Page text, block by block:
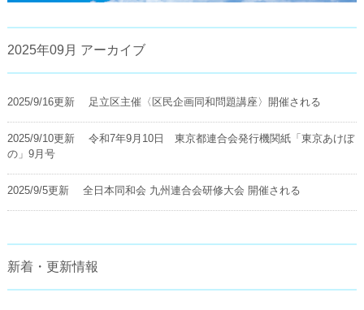
2025年09月 アーカイブ
2025/9/16更新 足立区主催〈区民企画同和問題講座〉開催される
2025/9/10更新
令和7年9月10日 東京都連合会発行機関紙「東京あけぼ
の」9月号
2025/9/5更新 全日本同和会 九州連合会研修大会 開催される
新着・更新情報